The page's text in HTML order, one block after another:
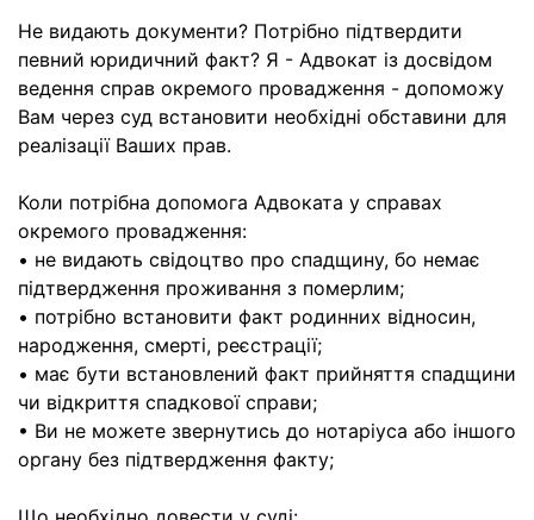
Не видають документи? Потрібно підтвердити
певний юридичний факт? Я - Адвокат із досвідом
ведення справ окремого провадження - допоможу
Вам через суд встановити необхідні обставини для
реалізації Ваших прав.
Коли потрібна допомога Адвоката у справах
окремого провадження:
• не видають свідоцтво про спадщину, бо немає
підтвердження проживання з померлим;
• потрібно встановити факт родинних відносин,
народження, смерті, реєстрації;
• має бути встановлений факт прийняття спадщини
чи відкриття спадкової справи;
• Ви не можете звернутись до нотаріуса або іншого
органу без підтвердження факту;